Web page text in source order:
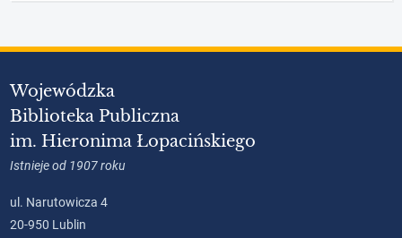
Wojewódzka
Biblioteka Publiczna
im. Hieronima Łopacińskiego
Istnieje od 1907 roku
ul. Narutowicza 4
20-950 Lublin